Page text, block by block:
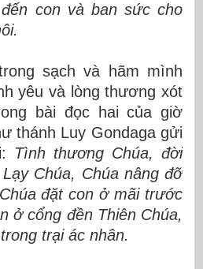
con và ban sức cho
sạch và hãm mình
yêu và lòng thương xót
bài đọc hai của giờ
thánh Luy Gondaga gửi
Tình thương Chúa, đời
Chúa, Chúa nâng đỡ
đặt con ở mãi trước
ở cổng đền Thiên Chúa,
trại ác nhân.